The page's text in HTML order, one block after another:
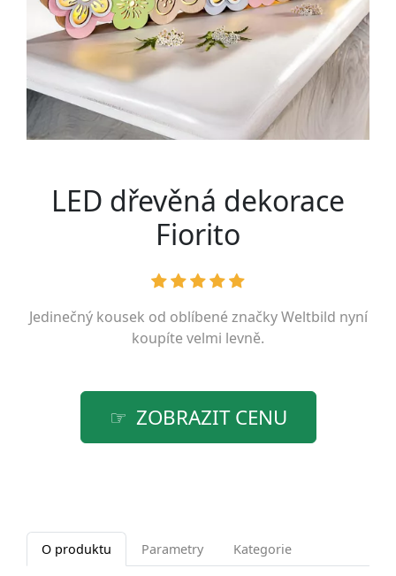
LED dřevěná dekorace
Fiorito
Jedinečný kousek od oblíbené značkyWeltbild nyní
koupíte velmi levně.
ZOBRAZIT CENU
O produktu Parametry Kategorie